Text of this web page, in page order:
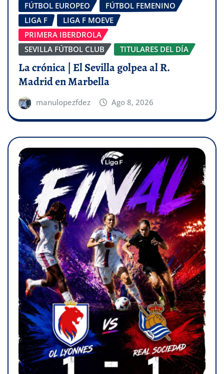
FÚTBOL EUROPEO
FÚTBOL FEMENINO
LIGA F
LIGA F MOEVE
PRIMERA IBERDROLA
SEVILLA FÚTBOL CLUB
TITULARES DEL DÍA
La crónica | El Sevilla golpea al R.
Madrid en Marbella
manulopezfdez Ago 8, 2026